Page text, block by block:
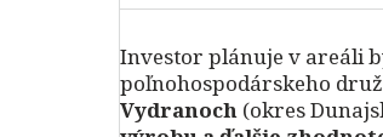
Investor plánuje v areáli
poľnohospodárskeho
Vydranoch (okres